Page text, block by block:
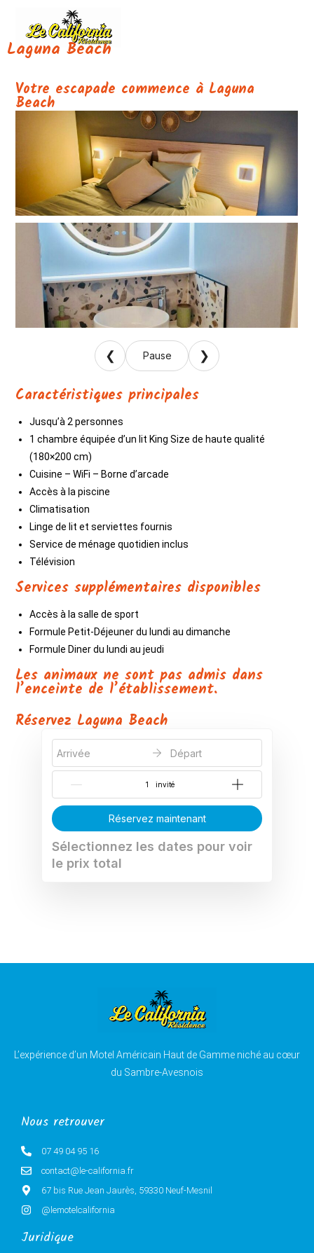
Laguna Beach
Votre escapade commence à Laguna
Beach
❮ Pause ❯
Caractéristiques principales
Jusqu’à 2 personnes
1 chambre équipée d’un lit King Size de haute qualité
(180×200 cm)
Cuisine – WiFi – Borne d’arcade
Accès à la piscine
Climatisation
Linge de lit et serviettes fournis
Service de ménage quotidien inclus
Télévision
Services supplémentaires disponibles
Accès à la salle de sport
Formule Petit-Déjeuner du lundi au dimanche
Formule Diner du lundi au jeudi
Les animaux ne sont pas admis dans
l’enceinte de l’établissement.
Réservez Laguna Beach
Arrivée Départ
{{NumberOfGuests}} invité
Réservez maintenant
Sélectionnez les dates pour voir
le prix total
L’expérience d’un Motel Américain Haut de Gamme niché au cœur
du Sambre-Avesnois
Nous retrouver
07 49 04 95 16
contact@le-california.fr
67 bis Rue Jean Jaurès, 59330 Neuf-Mesnil
@lemotelcalifornia
Juridique